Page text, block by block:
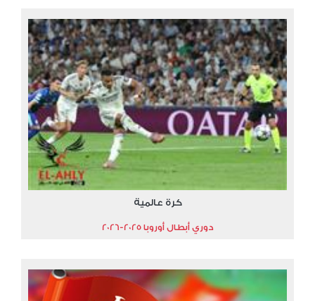
كرة عالمية
دوري أبطال أوروبا 2025-2026